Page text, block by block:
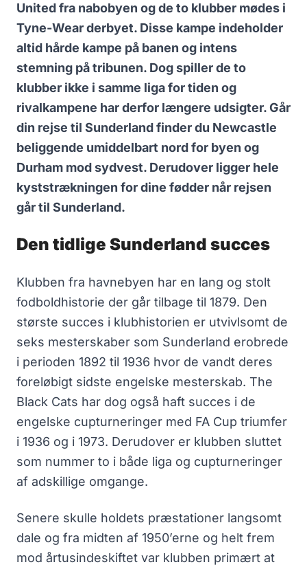
United fra nabobyen og de to klubber mødes i
Tyne-Wear derbyet. Disse kampe indeholder
altid hårde kampe på banen og intens
stemning på tribunen. Dog spiller de to
klubber ikke i samme liga for tiden og
rivalkampene har derfor længere udsigter. Går
din rejse til Sunderland finder du Newcastle
beliggende umiddelbart nord for byen og
Durham mod sydvest. Derudover ligger hele
kyststrækningen for dine fødder når rejsen
går til Sunderland.
Den tidlige Sunderland succes
Klubben fra havnebyen har en lang og stolt
fodboldhistorie der går tilbage til 1879. Den
største succes i klubhistorien er utvivlsomt de
seks mesterskaber som Sunderland erobrede
i perioden 1892 til 1936 hvor de vandt deres
foreløbigt sidste engelske mesterskab. The
Black Cats har dog også haft succes i de
engelske cupturneringer med FA Cup triumfer
i 1936 og i 1973. Derudover er klubben sluttet
som nummer to i både liga og cupturneringer
af adskillige omgange.
Senere skulle holdets præstationer langsomt
dale og fra midten af 1950’erne og helt frem
mod årtusindeskiftet var klubben primært at